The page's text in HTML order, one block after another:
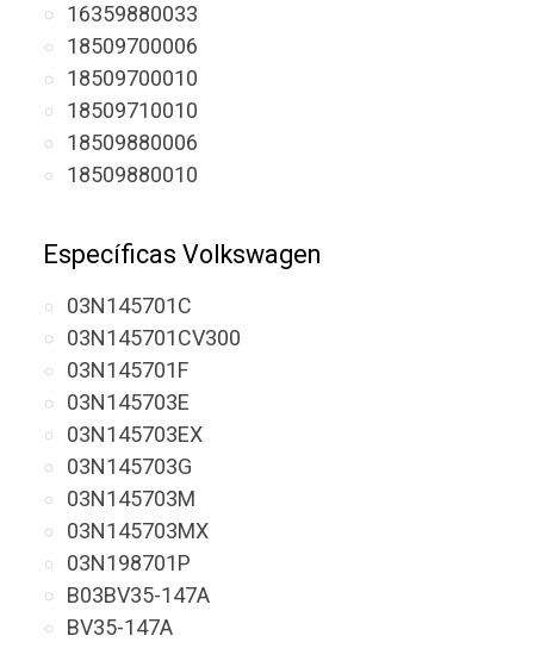
16359880033
18509700006
18509700010
18509710010
18509880006
18509880010
Específicas Volkswagen
03N145701C
03N145701CV300
03N145701F
03N145703E
03N145703EX
03N145703G
03N145703M
03N145703MX
03N198701P
B03BV35-147A
BV35-147A